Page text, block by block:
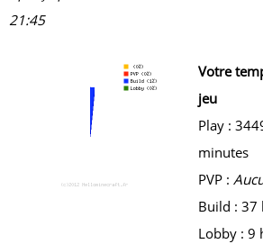
21:45
Votre
jeu
Play :
minutes
PVP :
Build : 37
Lobby : 9